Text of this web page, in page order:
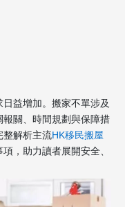
益增加。搬家不單涉及
關、時間規劃與保障措
整解析主流HK移民搬屋
，助力讀者展開安全、